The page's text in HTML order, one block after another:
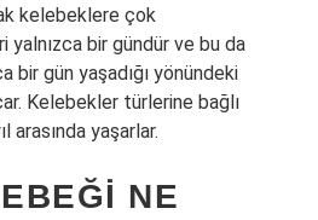
kelebeklere çok
yalnızca bir gündür ve bu da
bir gün yaşadığı yönündeki
Kelebekler türlerine bağlı
arasında yaşarlar.
NE